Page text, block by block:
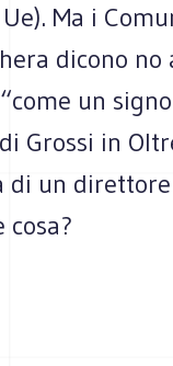
Ma i
dicono
un
Grossi in
un
cosa?